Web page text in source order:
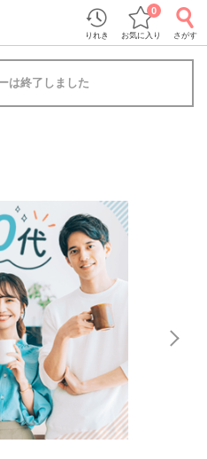
りれき お気に入り
0
さがす
は終了しました